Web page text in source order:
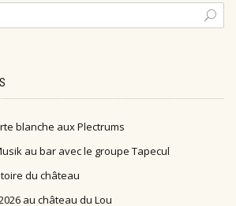
blanche aux Plectrums
au bar avec le groupe Tapecul
du château
au château du Lou